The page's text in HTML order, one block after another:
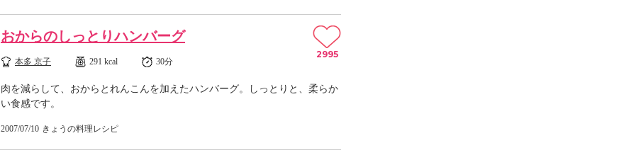
おからのしっとりハンバーグ
本多 京子 291 kcal 30分
肉を減らして、おからとれんこんを加えたハンバーグ。しっとりと、柔らか
い食感です。
2007/07/10 きょうの料理レシピ
2995